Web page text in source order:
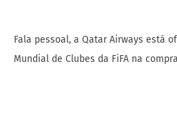
Fala pessoal, a Qatar Airways está
Mundial de Clubes da FiFA na